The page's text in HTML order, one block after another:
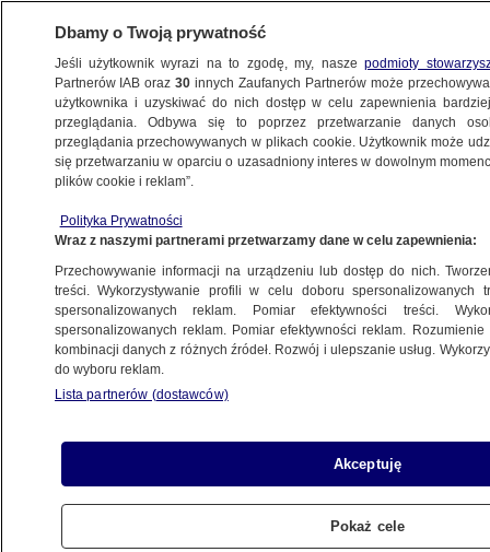
BIZNES
RYNKI
milionów baryłek
15.10.2015, 08:59
Udostępnij
Dbamy o Twoją prywatność
Jeśli użytkownik wyrazi na to zgodę, my, naszepodmioty
Partnerów IAB oraz30 innych Zaufanych Partnerów może
użytkownika i uzyskiwać do nich dostęp w celu zapewnienia
przeglądania. Odbywa się to poprzez przetwarzanie danych
przeglądania przechowywanych w plikach cookie. Użytkownik może
się przetwarzaniu w oparciu o uzasadniony interes w dowolnym
plików cookie i reklam”.
Polityka Prywatności
Wraz z naszymi partnerami przetwarzamy dane w celu zapewnienia:
Przechowywanie informacji na urządzeniu lub dostęp do nich.
treści. Wykorzystywanie profili w celu doboru spersonalizowanych
spersonalizowanych reklam. Pomiar efektywności treści.
spersonalizowanych reklam. Pomiar efektywności reklam.
kombinacji danych z różnych źródeł. Rozwój i ulepszanie usług.
do wyboru reklam.
Lista partnerów (dostawców)
Akceptuję
Pokaż cele